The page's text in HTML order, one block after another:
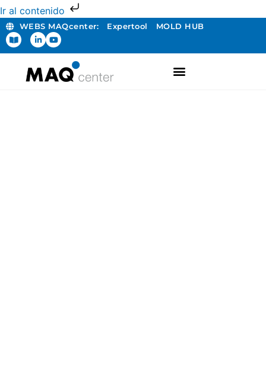
Ir al contenido
WEBS MAQcenter: Expertool MOLD HUB